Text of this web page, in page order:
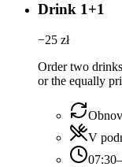
Drink 1+1
−25 zł
Order two
or the equally
V